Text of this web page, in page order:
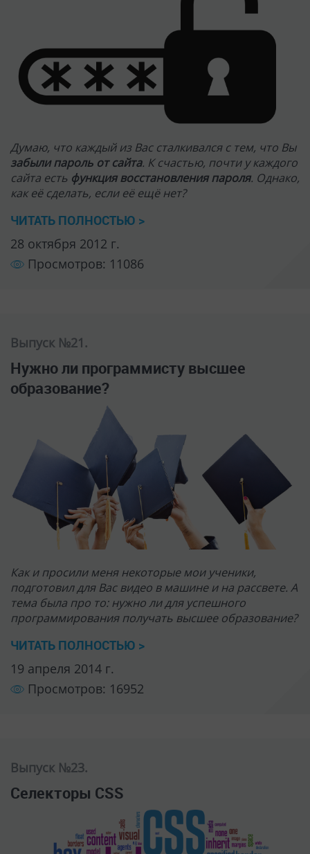
Думаю, что каждый из Вас сталкивался с тем, что Вы
забыли пароль от сайта. К счастью, почти у каждого
сайта есть функция восстановления пароля. Однако,
как её сделать, если её ещё нет?
ЧИТАТЬ ПОЛНОСТЬЮ >
28 октября 2012 г.
Просмотров: 11086
Выпуск №21.
Нужно ли программисту высшее
образование?
Как и просили меня некоторые мои ученики,
подготовил для Вас видео в машине и на рассвете. А
тема была про то: нужно ли для успешного
программирования получать высшее образование?
ЧИТАТЬ ПОЛНОСТЬЮ >
19 апреля 2014 г.
Просмотров: 16952
Выпуск №23.
Селекторы CSS